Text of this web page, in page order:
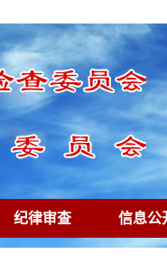
纪律审查 信息公